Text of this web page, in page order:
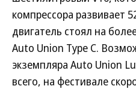
компрессора развивает
двигатель стоял на
Auto Union Type С.
экземпляра Auto Union
всего, на фестивале